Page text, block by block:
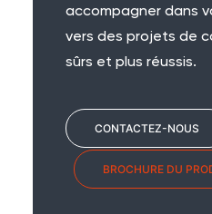
accompagner dans
vers des projets de
sûrs et plus réussis.
CONTACTEZ-NOUS
BROCHURE DU